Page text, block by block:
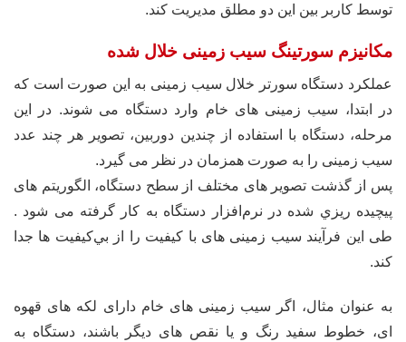
توسط کاربر بین این دو مطلق مدیریت کند.
مکانیزم سورتینگ سیب زمینی خلال شده
عملکرد دستگاه سورتر خلال سیب زمینی به این صورت است که
در ابتدا، سیب زمینی های خام وارد دستگاه می شوند. در این
مرحله، دستگاه با استفاده از چندین دوربین، تصویر هر چند عدد
سیب زمینی را به صورت همزمان در نظر می گیرد.
پس از گذشت تصویر های مختلف از سطح دستگاه، الگوريتم های
پيچيده ريزي شده در نرم‌افزار دستگاه به کار گرفته می شود .
طی این فرآیند سیب زمینی های با کيفيت را از بي‌کيفيت ها جدا
کند.
به عنوان مثال، اگر سیب زمینی های خام دارای لکه های قهوه
ای، خطوط سفید رنگ و یا نقص های دیگر باشند، دستگاه به